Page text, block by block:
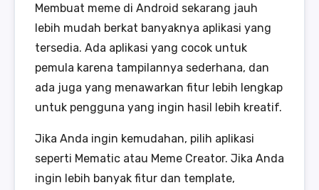
Membuat meme di Android sekarang jauh
lebih mudah berkat banyaknya aplikasi yang
tersedia. Ada aplikasi yang cocok untuk
pemula karena tampilannya sederhana, dan
ada juga yang menawarkan fitur lebih lengkap
untuk pengguna yang ingin hasil lebih kreatif.
Jika Anda ingin kemudahan, pilih aplikasi
seperti Mematic atau Meme Creator. Jika Anda
ingin lebih banyak fitur dan template,